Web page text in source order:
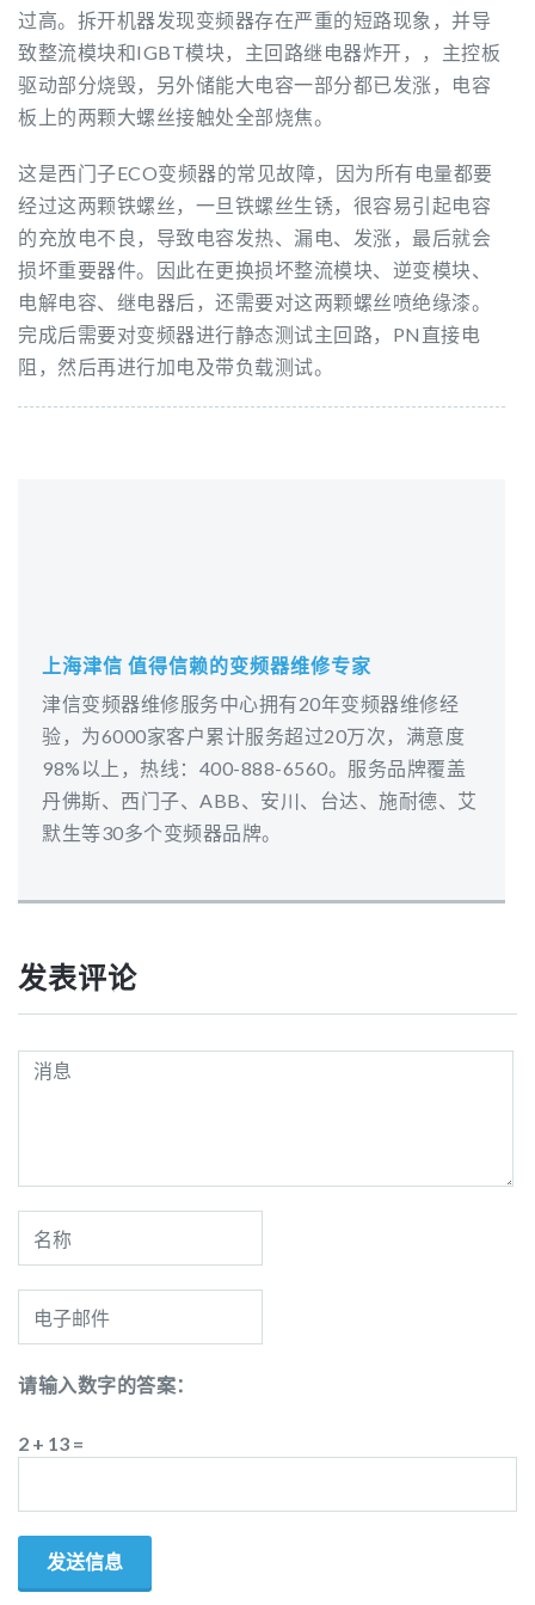
过高。拆开机器发现变频器存在严重的短路现象，并导
致整流模块和IGBT模块，主回路继电器炸开，，主控板
驱动部分烧毁，另外储能大电容一部分都已发涨，电容
板上的两颗大螺丝接触处全部烧焦。
这是西门子ECO变频器的常见故障，因为所有电量都要
经过这两颗铁螺丝，一旦铁螺丝生锈，很容易引起电容
的充放电不良，导致电容发热、漏电、发涨，最后就会
损坏重要器件。因此在更换损坏整流模块、逆变模块、
电解电容、继电器后，还需要对这两颗螺丝喷绝缘漆。
完成后需要对变频器进行静态测试主回路，PN直接电
阻，然后再进行加电及带负载测试。
上海津信 值得信赖的变频器维修专家
津信变频器维修服务中心拥有20年变频器维修经
验，为6000家客户累计服务超过20万次，满意度
98%以上，热线：400-888-6560。服务品牌覆盖
丹佛斯、西门子、ABB、安川、台达、施耐德、艾
默生等30多个变频器品牌。
发表评论
请输入数字的答案：
2 + 13 =